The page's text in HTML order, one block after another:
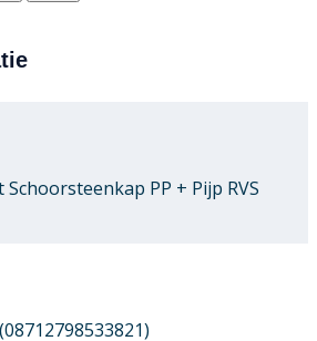
PP + Pijp RVS